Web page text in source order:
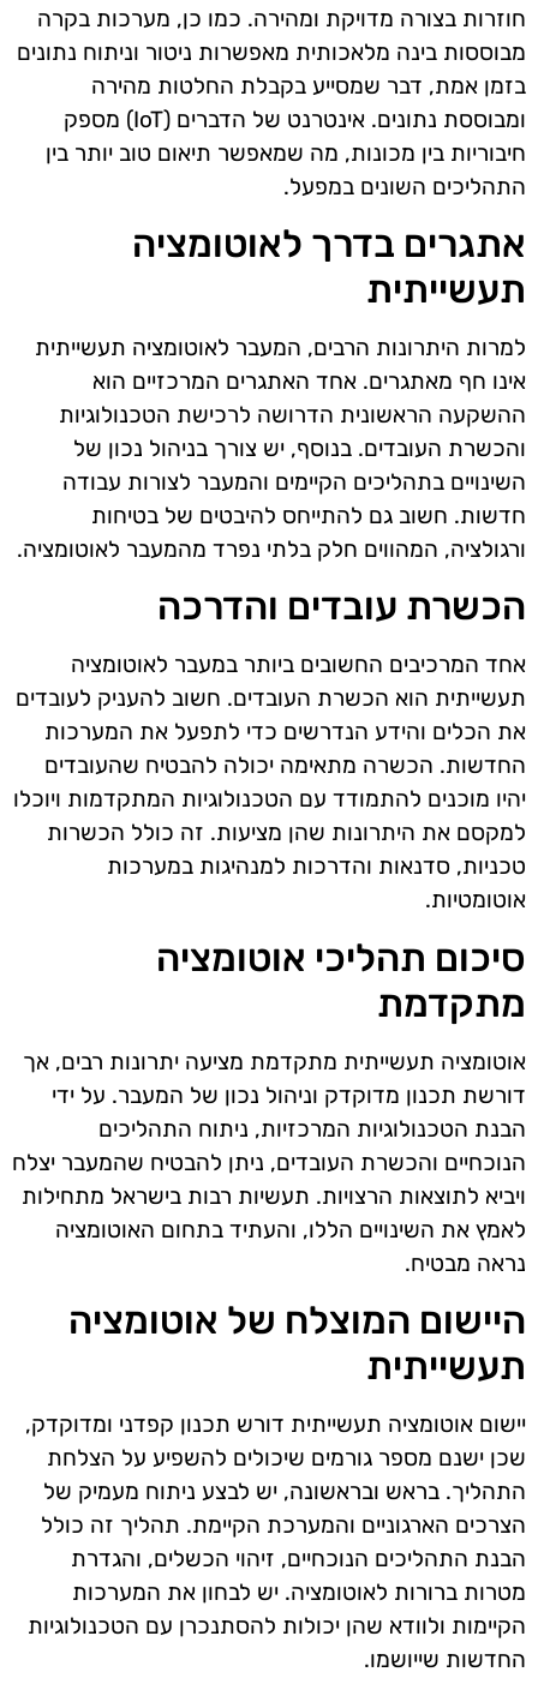
חוזרות בצורה מדויקת ומהירה. כמו כן, מערכות בקרה
מבוססות בינה מלאכותית מאפשרות ניטור וניתוח נתונים
בזמן אמת, דבר שמסייע בקבלת החלטות מהירה
ומבוססת נתונים. אינטרנט של הדברים (IoT) מספק
חיבוריות בין מכונות, מה שמאפשר תיאום טוב יותר בין
התהליכים השונים במפעל.
אתגרים בדרך לאוטומציה
תעשייתית
למרות היתרונות הרבים, המעבר לאוטומציה תעשייתית
אינו חף מאתגרים. אחד האתגרים המרכזיים הוא
ההשקעה הראשונית הדרושה לרכישת הטכנולוגיות
והכשרת העובדים. בנוסף, יש צורך בניהול נכון של
השינויים בתהליכים הקיימים והמעבר לצורות עבודה
חדשות. חשוב גם להתייחס להיבטים של בטיחות
ורגולציה, המהווים חלק בלתי נפרד מהמעבר לאוטומציה.
הכשרת עובדים והדרכה
אחד המרכיבים החשובים ביותר במעבר לאוטומציה
תעשייתית הוא הכשרת העובדים. חשוב להעניק לעובדים
את הכלים והידע הנדרשים כדי לתפעל את המערכות
החדשות. הכשרה מתאימה יכולה להבטיח שהעובדים
יהיו מוכנים להתמודד עם הטכנולוגיות המתקדמות ויוכלו
למקסם את היתרונות שהן מציעות. זה כולל הכשרות
טכניות, סדנאות והדרכות למנהיגות במערכות
אוטומטיות.
סיכום תהליכי אוטומציה
מתקדמת
אוטומציה תעשייתית מתקדמת מציעה יתרונות רבים, אך
דורשת תכנון מדוקדק וניהול נכון של המעבר. על ידי
הבנת הטכנולוגיות המרכזיות, ניתוח התהליכים
הנוכחיים והכשרת העובדים, ניתן להבטיח שהמעבר יצלח
ויביא לתוצאות הרצויות. תעשיות רבות בישראל מתחילות
לאמץ את השינויים הללו, והעתיד בתחום האוטומציה
נראה מבטיח.
היישום המוצלח של אוטומציה
תעשייתית
יישום אוטומציה תעשייתית דורש תכנון קפדני ומדוקדק,
שכן ישנם מספר גורמים שיכולים להשפיע על הצלחת
התהליך. בראש ובראשונה, יש לבצע ניתוח מעמיק של
הצרכים הארגוניים והמערכת הקיימת. תהליך זה כולל
הבנת התהליכים הנוכחיים, זיהוי הכשלים, והגדרת
מטרות ברורות לאוטומציה. יש לבחון את המערכות
הקיימות ולוודא שהן יכולות להסתנכרן עם הטכנולוגיות
החדשות שייושמו.